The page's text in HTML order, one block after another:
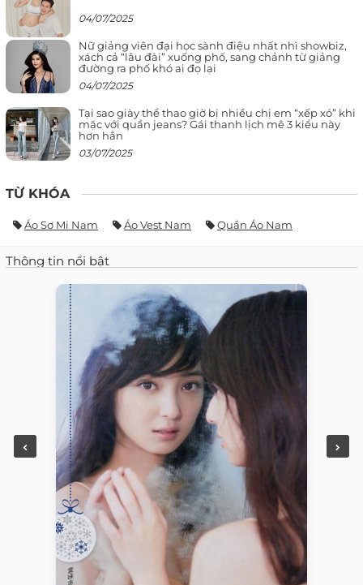
04/07/2025
Nữ giảng viên đại học sành điệu nhất nhì showbiz,
xách cả “lâu đài” xuống phố, sang chảnh từ giảng
đường ra phố khó ai đọ lại
04/07/2025
Tại sao giày thể thao giờ bị nhiều chị em “xếp xó” khi
mặc với quần jeans? Gái thanh lịch mê 3 kiểu này
hơn hẳn
03/07/2025
TỪ KHÓA
Áo Sơ Mi Nam Áo Vest Nam Quần Áo Nam
Thông tin nổi bật